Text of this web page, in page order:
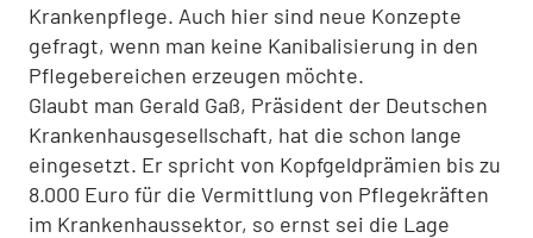
Krankenpflege. Auch hier sind neue Konzepte
gefragt, wenn man keine Kanibalisierung in den
Pflegebereichen erzeugen möchte.
Glaubt man Gerald Gaß, Präsident der Deutschen
Krankenhausgesellschaft, hat die schon lange
eingesetzt. Er spricht von Kopfgeldprämien bis zu
8.000 Euro für die Vermittlung von Pflegekräften
im Krankenhaussektor, so ernst sei die Lage